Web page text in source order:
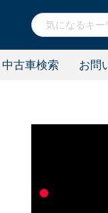
中古車検索 お問